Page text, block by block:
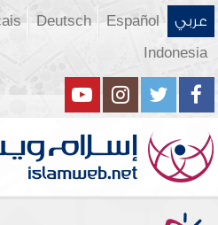
عربي Español
Deutsch
Indonesia